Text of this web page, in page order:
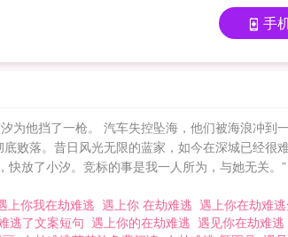
手
他挡了一枪。 汽车失控坠海，他们被海浪冲到
败落。昔日风光无限的蓝家，如今在深城已经很
放了小汐。竞标的事是我一人所为，与她无关。
上你我在劫难逃 遇上你 在劫难逃 遇上你在劫难
逃了文案短句 遇上你的在劫难逃 遇见你在劫难逃